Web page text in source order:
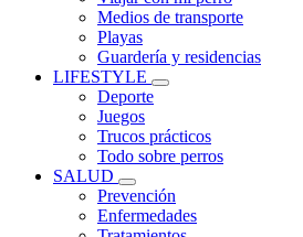
Medios de transporte
Playas
Guardería y residencias
LIFESTYLE
Deporte
Juegos
Trucos prácticos
Todo sobre perros
SALUD
Prevención
Enfermedades